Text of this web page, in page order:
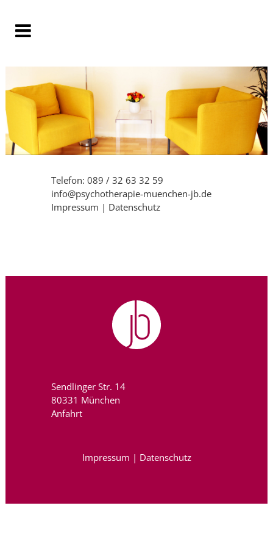
Telefon: 089 / 32 63 32 59
info@psychotherapie-muenchen-jb.de
Impressum | Datenschutz
Sendlinger Str. 14
80331 München
Anfahrt
Impressum | Datenschutz